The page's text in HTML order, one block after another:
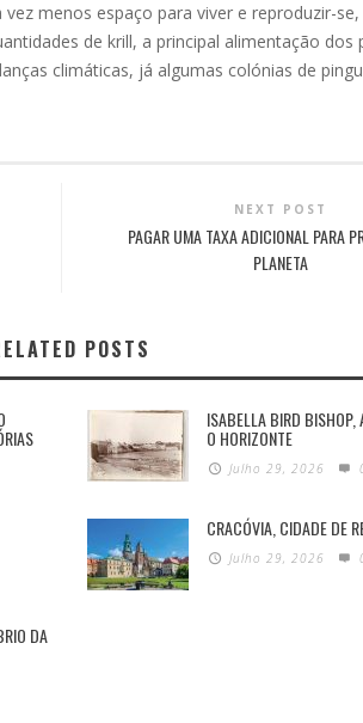
menos espaço para viver e reproduzir-
de krill, a principal alimentação dos
climáticas, já algumas colónias de
NEXT POST
PAGAR UMA TAXA ADICIONAL PARA
PLANETA
POSTS
ISABELLA BIRD BISHOP,
O HORIZONTE
Julho 29, 2026
CRACÓVIA, CIDADE DE
Julho 29, 2026
DA